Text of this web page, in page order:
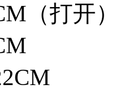
（打开）